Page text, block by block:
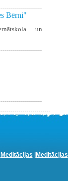
Bērni"
un
Meditācijas
Meditācijas